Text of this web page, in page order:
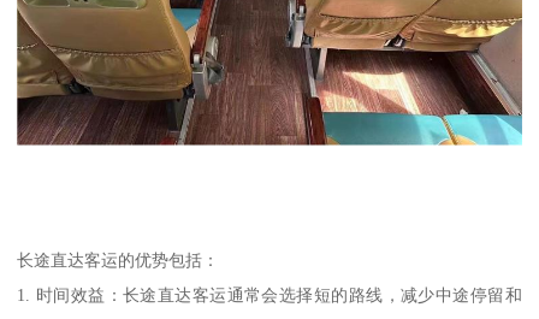
长途直达客运的优势包括：
1. 时间效益：长途直达客运通常会选择短的路线，减少中途停留和